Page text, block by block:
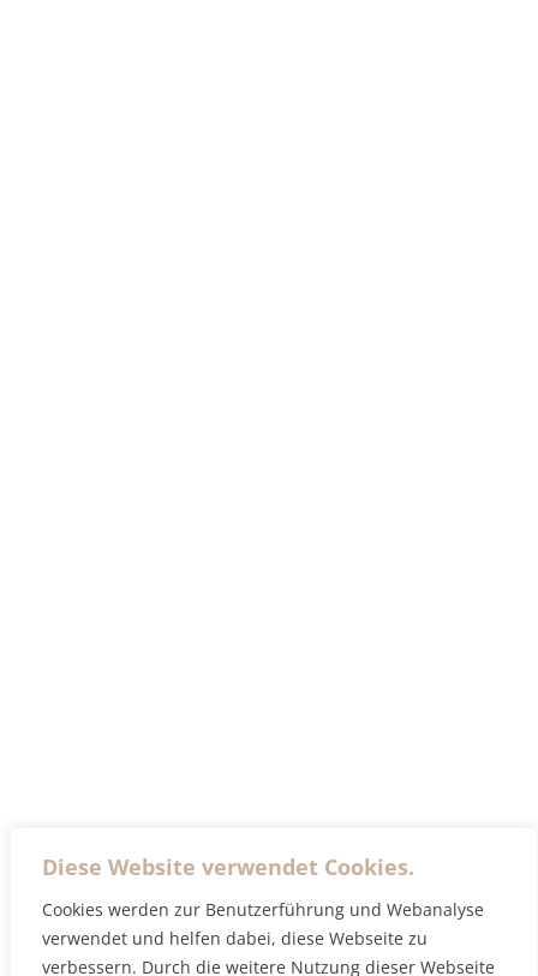
Diese Website verwendet Cookies.
Cookies werden zur Benutzerführung und Webanalyse
verwendet und helfen dabei, diese Webseite zu
verbessern. Durch die weitere Nutzung dieser Webseite